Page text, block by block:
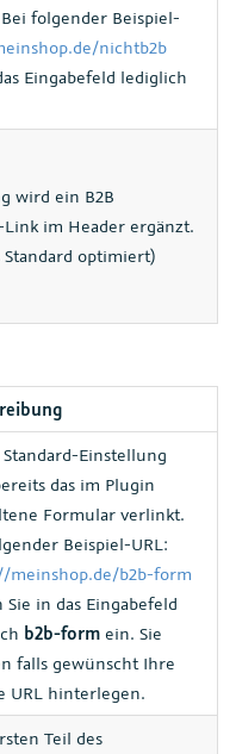
folgender Beispiel-
nichtb2b
Eingabefeld lediglich
wird ein B2B
im Header ergänzt.
optimiert)
Einstellung
das im Plugin
Formular verlinkt.
Beispiel-URL:
meinshop.de/b2b-form
Sie in das Eingabefeld
b2b-form ein. Sie
falls gewünscht Ihre
URL hinterlegen.
Teil des